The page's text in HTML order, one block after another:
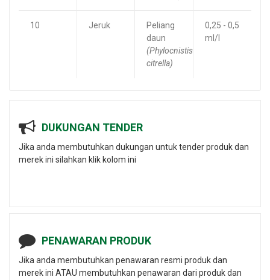
10 Jeruk
Peliang
daun
(Phylocnistis
citrella)
0,25 - 0,5
ml/l
DUKUNGAN TENDER
Jika anda membutuhkan dukungan untuk tender produk dan
merek ini silahkan klik kolom ini
PENAWARAN PRODUK
Jika anda membutuhkan penawaran resmi produk dan
merek ini ATAU membutuhkan penawaran dari produk dan